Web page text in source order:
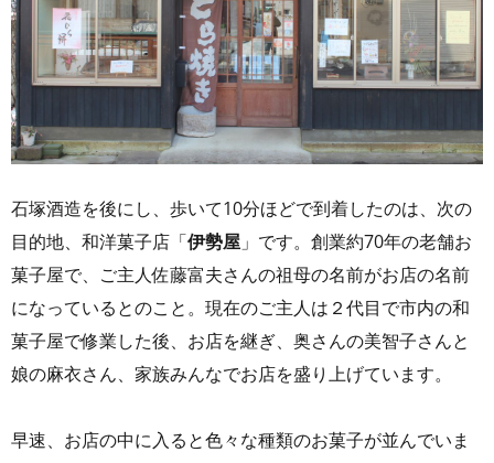
石塚酒造を後にし、歩いて10分ほどで到着したのは、次の
目的地、和洋菓子店「伊勢屋 」です。創業約70年の老舗お
菓子屋で、ご主人佐藤富夫さんの祖母の名前がお店の名前
になっているとのこと。現在のご主人は２代目で市内の和
菓子屋で修業した後、お店を継ぎ、奥さんの美智子さんと
娘の麻衣さん、家族みんなでお店を盛り上げています。
早速、お店の中に入ると色々な種類のお菓子が並んでいま